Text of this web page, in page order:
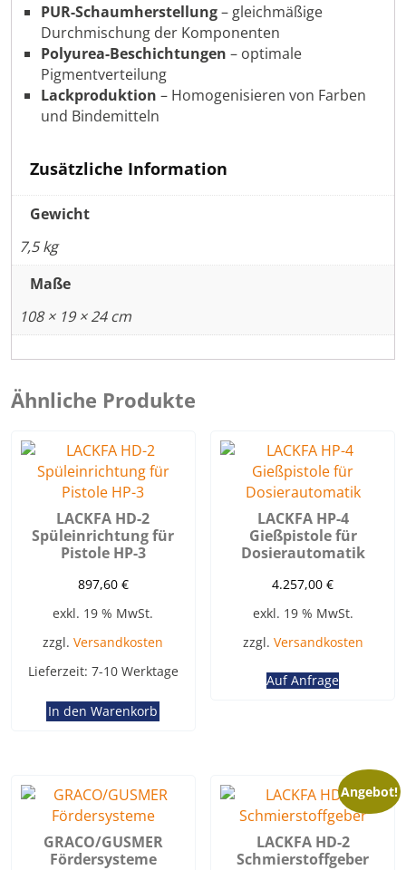
PUR-Schaumherstellung– gleichmäßige
Durchmischung der Komponenten
Polyurea-Beschichtungen – optimale
Pigmentverteilung
Lackproduktion – Homogenisieren von Farben
und Bindemitteln
Zusätzliche Information
Gewicht
7,5 kg
Maße
108 × 19 × 24 cm
Ähnliche Produkte
LACKFA HD-2
Spüleinrichtung für
Pistole HP-3
897,60 €
exkl. 19 % MwSt.
zzgl.Versandkosten
Lieferzeit: 7-10 Werktage
In den Warenkorb
LACKFA HP-4
Gießpistole für
Dosierautomatik
4.257,00€
exkl. 19 % MwSt.
zzgl. Versandkosten
Auf Anfrage
GRACO/GUSMER
Fördersysteme
Angebot!
LACKFA HD-2
Schmierstoffgeber